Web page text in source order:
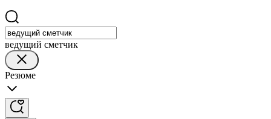
ведущий сметчик
Резюме